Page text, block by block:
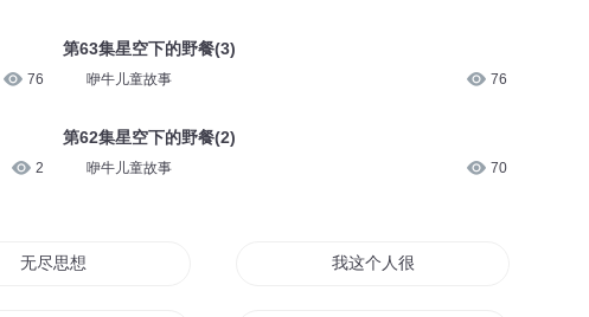
76
2
第63集星空下的野餐(3)
咿牛儿童故事 76
第62集星空下的野餐(2)
咿牛儿童故事 70
无尽思想 我这个人很有思想